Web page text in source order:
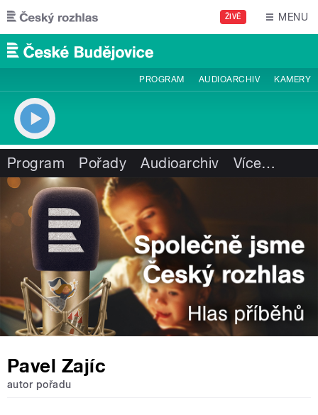
Přejít k hlavnímu obsahu
ŽIVĚ MENU
PROGRAM AUDIOARCHIV KAMERY
Program Pořady Audioarchiv Více…
Pavel Zajíc
autor pořadu